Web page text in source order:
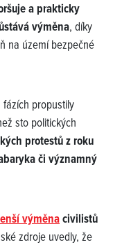
a prakticky
výměna, díky
na území bezpečné
propustily
sto politických
protestů z roku
či významný
výměnacivilistů
zdroje uvedly, že